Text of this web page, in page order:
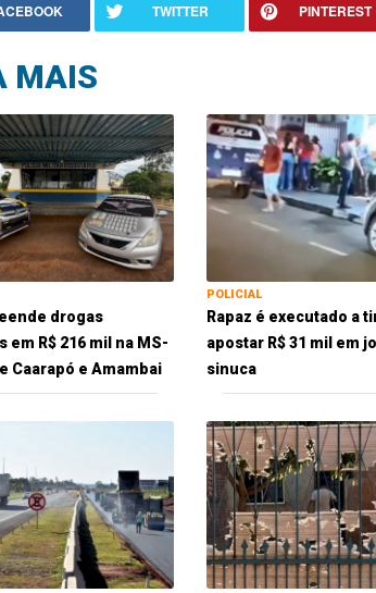
TWITTER PINTEREST
MAIS
drogas
em R$ 216 mil na MS-
Caarapó e Amambai
POLICIAL
Rapaz é executado a
apostar R$ 31 mil em
sinuca